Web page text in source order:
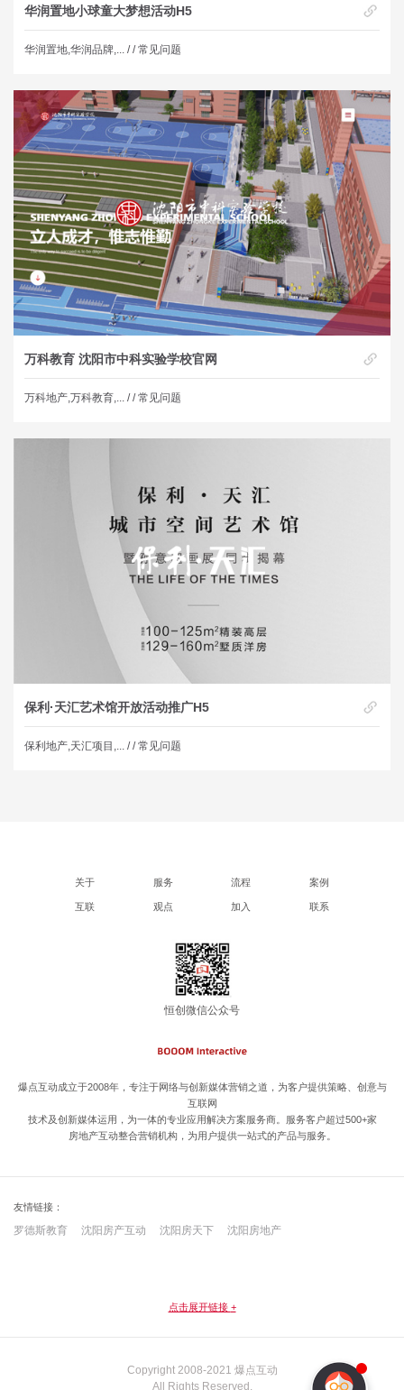
华润置地小球童大梦想活动H5
华润置地,华润品牌,... // 常见问题
万科教育 沈阳市中科实验学校官网
万科地产,万科教育,... // 常见问题
保利·天汇艺术馆开放活动推广H5
保利地产,天汇项目,... // 常见问题
关于 服务 流程 案例
互联 观点 加入 联系
恒创微信公众号
爆点互动成立于2008年，专注于网络与创新媒体营销之道，为客户提供策略、创意与
互联网
技术及创新媒体运用，为一体的专业应用解决方案服务商。服务客户超过500+家
房地产互动整合营销机构，为用户提供一站式的产品与服务。
友情链接：
罗德斯教育 沈阳房产互动 沈阳房天下 沈阳房地产
点击展开链接 +
Copyright 2008-2021 爆点互动
All Rights Reserved.